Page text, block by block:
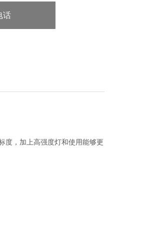
话
度，加上高强度灯和使用能够更